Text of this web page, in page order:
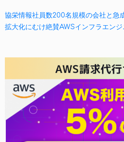
協栄情報社員数200名規模の会社と急
拡大化にむけ絶賛AWSインフラエンジ